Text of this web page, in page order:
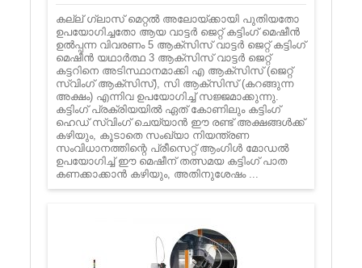
കല്ല് ഗ്ലാസ് മെറ്റൽ അലോയ്ക്കായി പുതിയതോ
ഉപയോഗിച്ചതോ ആയ വാട്ടർ ജെറ്റ് കട്ടിംഗ് മെഷീൻ
ഉൽപ്പന്ന വിവരണം 5 ആക്സിസ് വാട്ടർ ജെറ്റ് കട്ടിംഗ്
മെഷീൻ യഥാർത്ഥ 3 ആക്സിസ് വാട്ടർ ജെറ്റ്
കട്ടറിനെ അടിസ്ഥാനമാക്കി എ ആക്സിസ് (ജെറ്റ്
സ്വിംഗ് ആക്സിസ്), സി ആക്സിസ് (കറങ്ങുന്ന
അക്ഷം) എന്നിവ ഉപയോഗിച്ച് സജ്ജമാക്കുന്നു.
കട്ടിംഗ് പ്രക്രിയയിൽ ഏത് കോണിലും കട്ടിംഗ്
ഹെഡ് സ്വിംഗ് ചെയ്യാൻ ഈ രണ്ട് അക്ഷങ്ങൾക്ക്
കഴിയും, കൂടാതെ സംഖ്യാ നിയന്ത്രണ
സംവിധാനത്തിന്റെ പ്രീസെറ്റ് ആംഗിൾ മോഡൽ
ഉപയോഗിച്ച് ഈ മെഷീന് തത്സമയ കട്ടിംഗ് പാത
കണക്കാക്കാൻ കഴിയും, അതിനുശേഷം ...